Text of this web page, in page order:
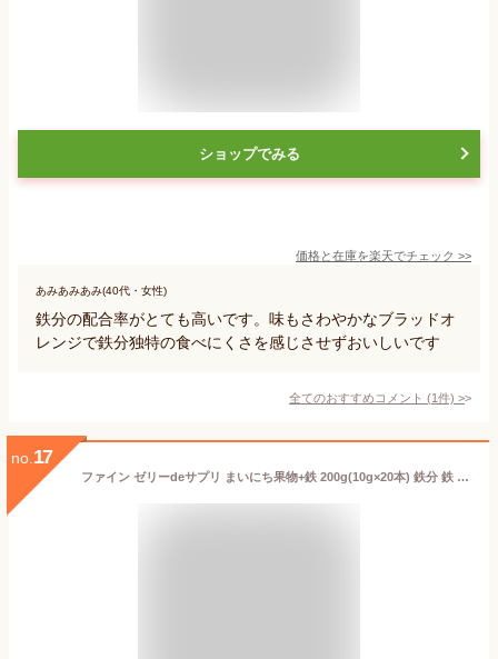
ショップでみる
価格と在庫を楽天でチェック >>
あみあみあみ(40代・女性)
鉄分の配合率がとても高いです。味もさわやかなブラッドオ
レンジで鉄分独特の食べにくさを感じさせずおいしいです
全てのおすすめコメント (1件) >
no. 17
ファイン ゼリーdeサプリ まいにち果物+鉄 200g(10g×20本) 鉄分 鉄 6.8mg ビタミンA 770µg ビタミンC 100mg